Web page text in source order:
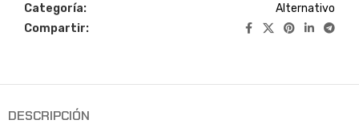
Categoría:
Alternativo
Compartir:
DESCRIPCIÓN